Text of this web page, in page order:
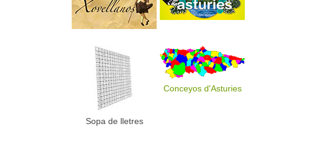
Sopa de lletres
Conceyos d'Asturies